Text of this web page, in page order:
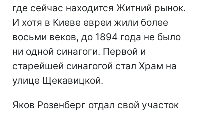
где сейчас находится Житний рынок.
И хотя в Киеве евреи жили более
восьми веков, до 1894 года не было
ни одной синагоги. Первой и
старейшей синагогой стал Храм на
улице Щекавицкой.
Яков Розенберг отдал свой участок